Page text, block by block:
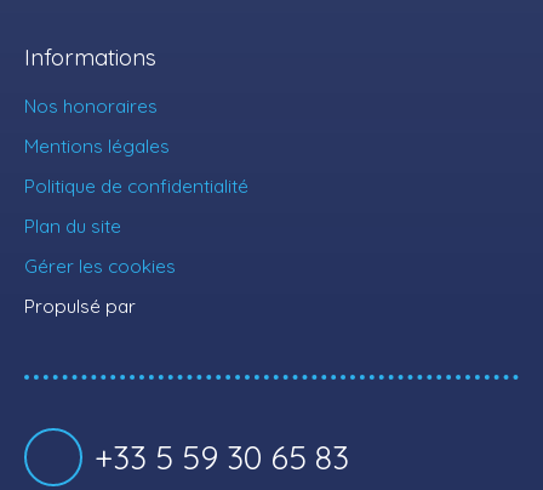
Informations
Nos honoraires
Mentions légales
Politique de confidentialité
Plan du site
Gérer les cookies
Propulsé par
+33 5 59 30 65 83